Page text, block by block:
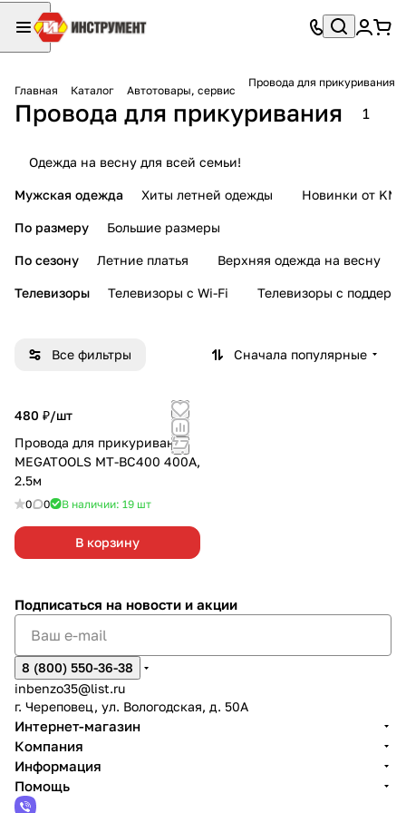
Главная Каталог Автотовары, сервис
Провода для прикуривания
Провода для прикуривания 1
Одежда на весну для всей семьи!
Мужская одежда Хиты летней одежды Новинки от KMI
По размеру Большие размеры
По сезону Летние платья Верхняя одежда на весну
Телевизоры Телевизоры с Wi-Fi Телевизоры с
Все фильтры Сначала популярные
480 ₽/шт
Провода для прикуривания
MEGATOOLS MT-BC400 400А,
2.5м
0 0 В наличии: 19 шт
В корзину
Подписаться на новости и акции
8 (800) 550-36-38
inbenzo35@list.ru
г. Череповец, ул. Вологодская, д. 50А
Интернет-магазин
Компания
Информация
Помощь